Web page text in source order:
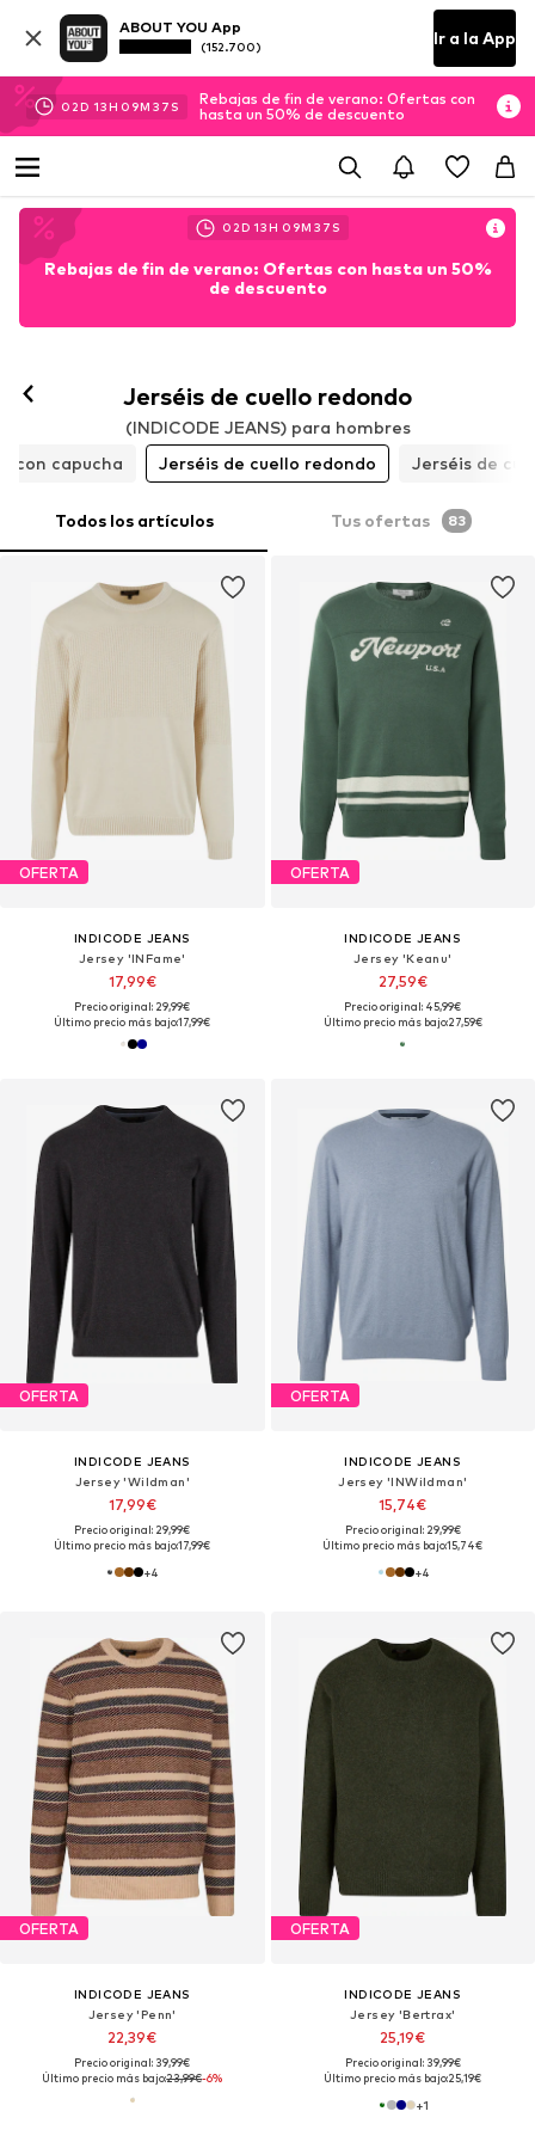
ABOUT YOU App
(152.700) Ir a la App
02D 13H 09M 35 S
Rebajas de fin de verano: Ofertas con
hasta un 50% de descuento
02D 13H 09M 35 S
Rebajas de fin de verano: Ofertas con hasta un 50%
de descuento
Jerséis de cuello redondo
(INDICODE JEANS) para hombres
con capucha
Jerséis de cuello redondo Jerséis de
Todos los artículos Tus ofertas 83
OFERTA
INDICODE JEANS
Jersey 'INFame'
17,99€
Precio original: 29,99€
Último precio más bajo:17,99€
OFERTA
INDICODE JEANS
Jersey 'Keanu'
27,59€
Precio original: 45,99€
Último precio más bajo:27,59€
OFERTA
INDICODE JEANS
Jersey 'Wildman'
17,99€
Precio original: 29,99€
Último precio más bajo:17,99€
+4
OFERTA
INDICODE JEANS
Jersey 'INWildman'
15,74€
Precio original: 29,99€
Último precio más bajo:15,74€
+4
OFERTA
INDICODE JEANS
Jersey 'Penn'
22,39€
Precio original: 39,99€
Último precio más bajo:23,99€-6%
OFERTA
INDICODE JEANS
Jersey 'Bertrax'
25,19€
Precio original: 39,99€
Último precio más bajo:25,19€
+1